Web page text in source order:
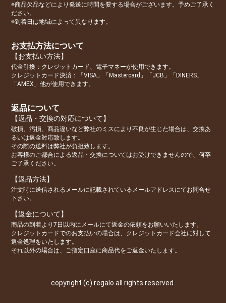
※商品欠品などにより発送に時間を要する場合がございます。予めご了承く
ださい。
※到着日は地域によって異なります。
お支払方法について
【お支払い方法】
代金引換：クレジットカード、電子マネーが使用できます。
クレジットカード決済：「VISA」「Mastercard」「JCB」「DINERS」
「AMEX」他が使用できます。
返品について
【返品・交換の対応について】
破損、汚損、商品違いなど弊社のミスにより不良が生じた場合は、交換あ
るいは返金対応致します。
その際の送料は弊社が負担致します。
お客様のご都合による返品・交換についてはお受けできませんので、何卒
ご了承ください。
【返品方法】
注文時に送信されるメールに記載されているメールアドレスにてお問合せ
下さい。
【返金について】
商品の到着より7日以内にメールにて返金の依頼をお願いいたします。
クレジットカードでのお支払いの場合は、クレジットカード会社に対して
返金処理をいたします。
それ以外の場合は、ご指定口座に商品代をご返金いたします。
copyright (c) regalo all rights reserved.